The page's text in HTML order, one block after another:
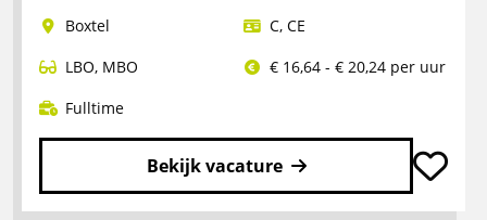
CE Boxtel C, CE
LBO, MBO
€ 16,64 - € 20,24 per uur
Fulltime
Bekijk vacature
Lees